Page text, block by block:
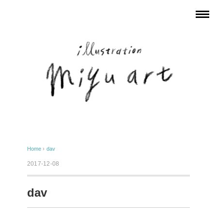
Home › dav
2017-12-08
dav